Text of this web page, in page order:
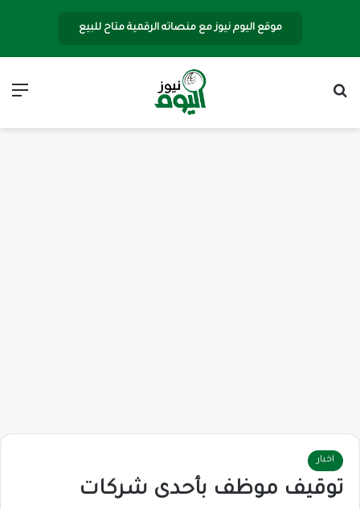
موقع اليوم نيوز مع منصاته الرقمية متاح للبيع
اخبار
توقيف موظف بأحدى شركات